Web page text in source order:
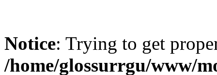
Notice: Trying to get
/home/glossurrgu/www/